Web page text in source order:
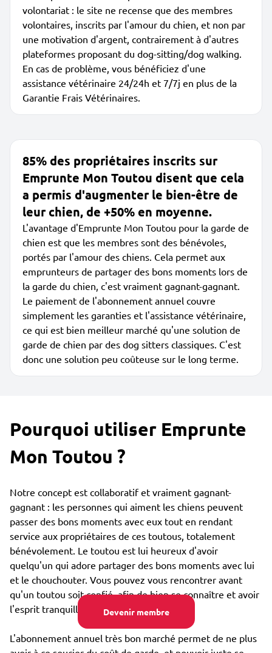
Devenir membre
volontariat : le site ne recense que des membres
volontaires, inscrits par l'amour du chien, et non par
une motivation d'argent, contrairement à d'autres
plateformes proposant du dog-sitting/dog walking.
En cas de problème, vous bénéficiez d'une
assistance vétérinaire 24/24h et 7/7j en plus de la
Garantie Frais Vétérinaires.
85% des propriétaires inscrits sur
Emprunte Mon Toutou disent que cela
a permis d'augmenter le bien-être de
leur chien, de +50% en moyenne.
L'avantage d'Emprunte Mon Toutou pour la garde de
chien est que les membres sont des bénévoles,
portés par l'amour des chiens. Cela permet aux
emprunteurs de partager des bons moments lors de
la garde du chien, c'est vraiment gagnant-gagnant.
Le paiement de l'abonnement annuel couvre
simplement les garanties et l'assistance vétérinaire,
ce qui est bien meilleur marché qu'une solution de
garde de chien par des dog sitters classiques. C'est
donc une solution peu coûteuse sur le long terme.
Pourquoi utiliser Emprunte
Mon Toutou ?
Notre concept est collaboratif et vraiment gagnant-
gagnant : les personnes qui aiment les chiens peuvent
passer des bons moments avec eux tout en rendant
service aux propriétaires de ces toutous, totalement
bénévolement. Le toutou est lui heureux d'avoir
quelqu'un qui adore partager des bons moments avec lui
et le chouchouter. Vous pouvez vous rencontrer avant
qu'un toutou soit confié, afin de bien se connaître et avoir
l'esprit tranquille.
L'abonnement annuel très bon marché permet de ne plus